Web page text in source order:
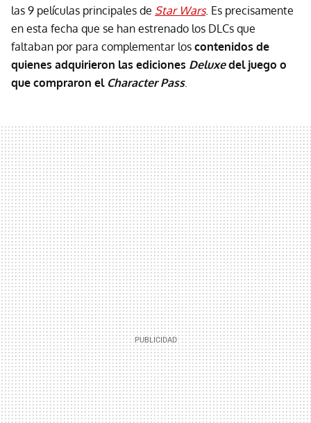
las 9 películas principales de Star Wars. Es precisamente
en esta fecha que se han estrenado los DLCs que
faltaban por para complementar los contenidos de
quienes adquirieron las ediciones Deluxedel juego o
que compraron el Character Pass.